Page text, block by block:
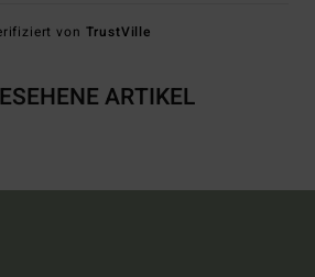
von TrustVille
ARTIKEL